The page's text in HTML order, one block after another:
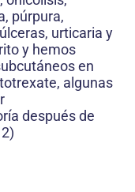
púrpura,
urticaria y
y hemos
en
algunas
después de